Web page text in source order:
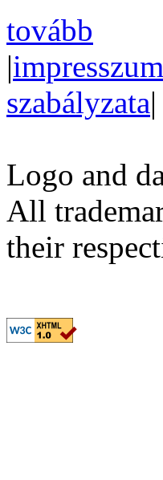
tovább
|impresszum
szabályzata|
Logo and
All
their